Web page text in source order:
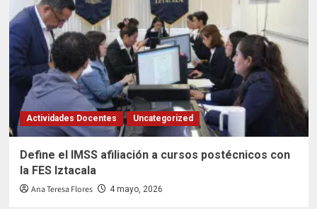
Actividades Docentes Uncategorized
Define el IMSS afiliación a cursos postécnicos con
la FES Iztacala
Ana Teresa Flores 4 mayo, 2026